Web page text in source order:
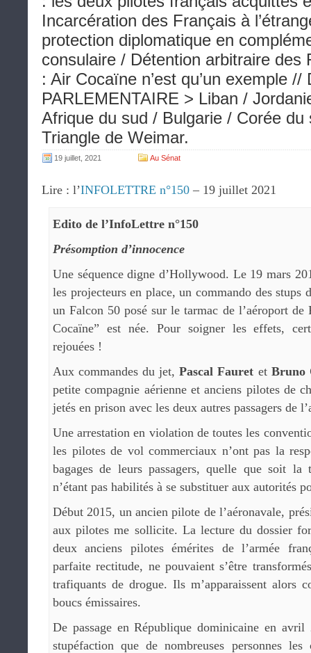
Incarcération des Français à
protection diplomatique en
consulaire / Détention arbitraire des
: Air Cocaïne n’est qu’un exemple
PARLEMENTAIRE > Liban /
Afrique du sud / Bulgarie / Corée du
Triangle de Weimar.
19 juillet, 2021 Au Sénat
Lire : l’INFOLETTRE n°150 – 19 juillet 2021
Edito de l’InfoLettre n°150
Présomption d’innocence
Une séquence digne d’Hollywood. Le 19 mars
les projecteurs en place, un commando des stups
un Falcon 50 posé sur le tarmac de l’aéroport de
Cocaïne” est née. Pour soigner les effets,
rejouées !
Aux commandes du jet,Pascal Fauret et Bruno
petite compagnie aérienne et anciens pilotes de
jetés en prison avec les deux autres passagers de
Une arrestation en violation de toutes les
les pilotes de vol commerciaux n’ont pas la
bagages de leurs passagers, quelle que soit
n’étant pas habilités à se substituer aux autorités
Début 2015, un ancien pilote de l’aéronavale,
aux pilotes me sollicite. La lecture du dossier
deux anciens pilotes émérites de l’armée
parfaite rectitude, ne pouvaient s’être
trafiquants de drogue. Ils m’apparaissent alors
boucs émissaires.
De passage en République dominicaine en avril
stupéfaction que de nombreuses personnes les